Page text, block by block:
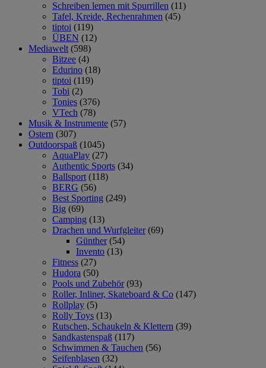
Schreiben lernen mit Spurrillen (11)
Tafel, Kreide, Rechenrahmen (45)
tiptoi (119)
ÜBEN (12)
Mediawelt (598)
Bitzee (4)
Edurino (18)
tiptoi (119)
Tobi (2)
Tonies (376)
VTech (78)
Musik & Instrumente (57)
Ostern (307)
Outdoorspaß (1045)
AquaPlay (27)
Authentic Sports (34)
Ballsport (118)
BERG (56)
Best Sporting (249)
Big (69)
Camping (13)
Drachen und Wurfgleiter (69)
Günther (54)
Invento (13)
Fitness (27)
Hudora (50)
Pools und Zubehör (93)
Roller, Inliner, Skateboard & Co (147)
Rollplay (5)
Rolly Toys (13)
Rutschen, Schaukeln & Klettern (39)
Sandkastenspaß (117)
Schwimmen & Tauchen (56)
Seifenblasen (32)